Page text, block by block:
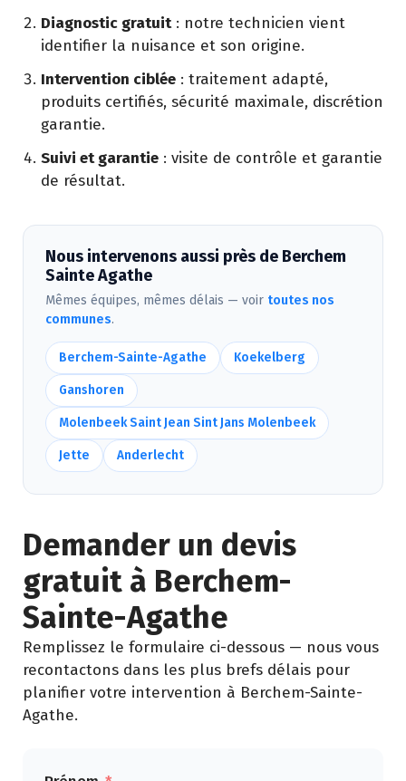
Diagnostic gratuit: notre technicien vient
identifier la nuisance et son origine.
Intervention ciblée : traitement adapté,
produits certifiés, sécurité maximale, discrétion
garantie.
Suivi et garantie : visite de contrôle et garantie
de résultat.
Nous intervenons aussi près de Berchem
Sainte Agathe
Mêmes équipes, mêmes délais — voir toutes nos
communes.
Berchem-Sainte-Agathe Koekelberg
Ganshoren
Molenbeek Saint Jean Sint Jans Molenbeek
Jette Anderlecht
Demander un devis
gratuit à Berchem-
Sainte-Agathe
Remplissez le formulaire ci-dessous — nous vous
recontactons dans les plus brefs délais pour
planifier votre intervention à Berchem-Sainte-
Agathe.